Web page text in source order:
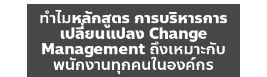
ทำไมหลักสูตร การบริหารการ
เปลี่ยนแปลง Change
Management ถึงเหมาะกับ
พนักงานทุกคนในองค์กร